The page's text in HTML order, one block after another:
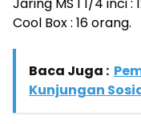
Cool Box : 16 orang.
Baca Juga :
Kunjungan